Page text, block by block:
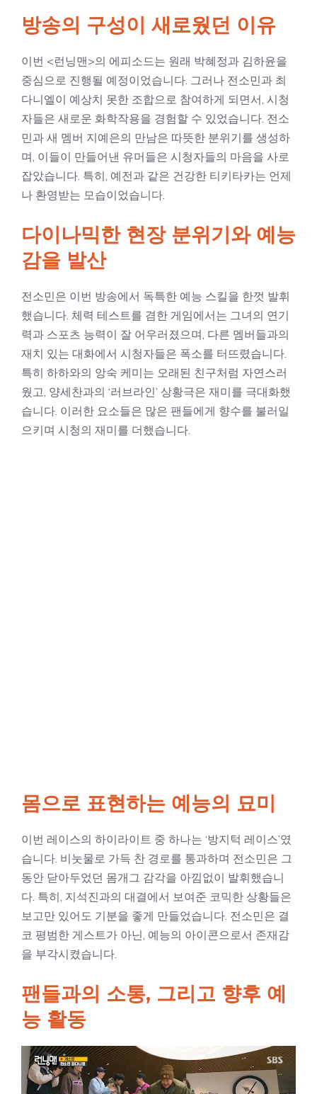
방송의 구성이 새로웠던 이유
이번 <런닝맨>의 에피소드는 원래 박혜정과 김하윤을
중심으로 진행될 예정이었습니다. 그러나 전소민과 최
다니엘이 예상치 못한 조합으로 참여하게 되면서, 시청
자들은 새로운 화학작용을 경험할 수 있었습니다. 전소
민과 새 멤버 지예은의 만남은 따뜻한 분위기를 생성하
며, 이들이 만들어낸 유머들은 시청자들의 마음을 사로
잡았습니다. 특히, 예전과 같은 건강한 티키타카는 언제
나 환영받는 모습이었습니다.
다이나믹한 현장 분위기와 예능
감을 발산
전소민은 이번 방송에서 독특한 예능 스킬을 한껏 발휘
했습니다. 체력 테스트를 겸한 게임에서는 그녀의 연기
력과 스포츠 능력이 잘 어우러졌으며, 다른 멤버들과의
재치 있는 대화에서 시청자들은 폭소를 터뜨렸습니다.
특히 하하와의 앙숙 케미는 오래된 친구처럼 자연스러
웠고, 양세찬과의 ‘러브라인’ 상황극은 재미를 극대화했
습니다. 이러한 요소들은 많은 팬들에게 향수를 불러일
으키며 시청의 재미를 더했습니다.
몸으로 표현하는 예능의 묘미
이번 레이스의 하이라이트 중 하나는 ‘방지턱 레이스’였
습니다. 비눗물로 가득 찬 경로를 통과하며 전소민은 그
동안 닫아두었던 몸개그 감각을 아낌없이 발휘했습니
다. 특히, 지석진과의 대결에서 보여준 코믹한 상황들은
보고만 있어도 기분을 좋게 만들었습니다. 전소민은 결
코 평범한 게스트가 아닌, 예능의 아이콘으로서 존재감
을 부각시켰습니다.
팬들과의 소통, 그리고 향후 예
능 활동